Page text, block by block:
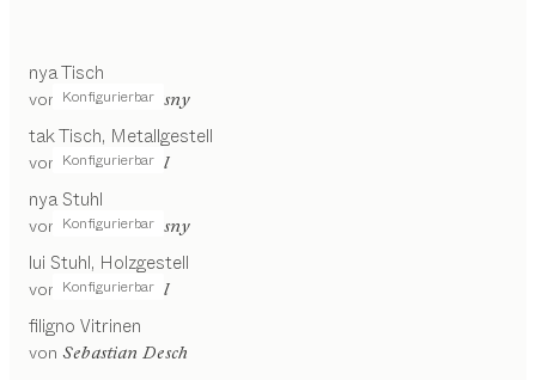
Konfigurierbar
nyaTisch
von Stephanie Jasny
Konfigurierbar
takTisch Metallgestell
von Jacob Strobel
Konfigurierbar
nyaStuhl
von Stephanie Jasny
Konfigurierbar
lui Stuhl Holzgestell
von Jacob Strobel
filigno Vitrinen
von Sebastian Desch